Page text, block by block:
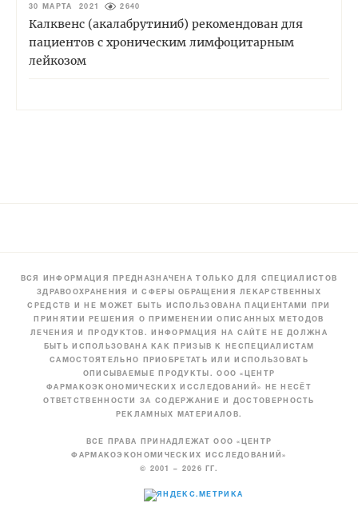
30 МАРТА 2021 2640
Калквенс (акалабрутиниб) рекомендован для
пациентов с хроническим лимфоцитарным
лейкозом
ВСЯ ИНФОРМАЦИЯ ПРЕДНАЗНАЧЕНА ТОЛЬКО ДЛЯ СПЕЦИАЛИСТОВ
ЗДРАВООХРАНЕНИЯ И СФЕРЫ ОБРАЩЕНИЯ ЛЕКАРСТВЕННЫХ
СРЕДСТВ И НЕ МОЖЕТ БЫТЬ ИСПОЛЬЗОВАНА ПАЦИЕНТАМИ ПРИ
ПРИНЯТИИ РЕШЕНИЯ О ПРИМЕНЕНИИ ОПИСАННЫХ МЕТОДОВ
ЛЕЧЕНИЯ И ПРОДУКТОВ. ИНФОРМАЦИЯ НА САЙТЕ НЕ ДОЛЖНА
БЫТЬ ИСПОЛЬЗОВАНА КАК ПРИЗЫВ К НЕСПЕЦИАЛИСТАМ
САМОСТОЯТЕЛЬНО ПРИОБРЕТАТЬ ИЛИ ИСПОЛЬЗОВАТЬ
ОПИСЫВАЕМЫЕ ПРОДУКТЫ. ООО «ЦЕНТР
ФАРМАКОЭКОНОМИЧЕСКИХ ИССЛЕДОВАНИЙ» НЕ НЕСЁТ
ОТВЕТСТВЕННОСТИ ЗА СОДЕРЖАНИЕ И ДОСТОВЕРНОСТЬ
РЕКЛАМНЫХ МАТЕРИАЛОВ.
ВСЕ ПРАВА ПРИНАДЛЕЖАТ ООО «ЦЕНТР
ФАРМАКОЭКОНОМИЧЕСКИХ ИССЛЕДОВАНИЙ»
© 2001 – 2026 ГГ.